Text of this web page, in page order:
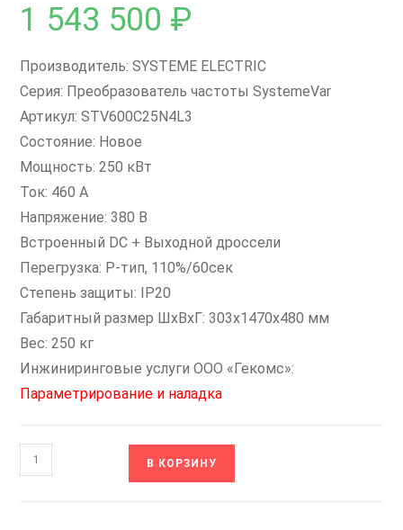
1 543 500 ₽
Производитель: SYSTEME ELECTRIC
Серия: Преобразователь частоты SystemeVar
Артикул: STV600C25N4L3
Состояние: Новое
Мощность: 250 кВт
Ток: 460 А
Напряжение: 380 В
Встроенный DC + Выходной дроссели
Перегрузка: P-тип, 110%/60сек
Степень защиты: IP20
Габаритный размер ШхВхГ: 303x1470x480 мм
Вес: 250 кг
Инжиниринговые услуги ООО «Гекомс»:
Параметрирование и наладка
Количество
товара
В КОРЗИНУ